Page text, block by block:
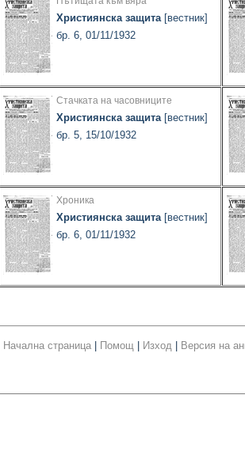
Християнска защита[вестник]
бр. 6, 01/11/1932
Стачката на часовниците
Християнска защита[вестник]
бр. 5, 15/10/1932
Хроника
Християнска защита[вестник]
бр. 6, 01/11/1932
Начална страница Помощ Изход Версия на